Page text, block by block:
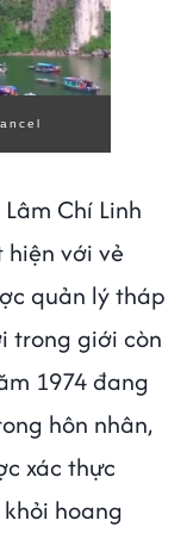
Chí Linh
với vẻ
quản lý tháp
trong giới còn
1974 đang
hôn nhân,
xác thực
hoang